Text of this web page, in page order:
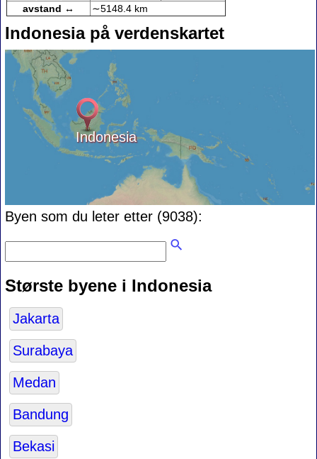
avstand ↔
∼5148.4 km
Indonesia på verdenskartet
Indonesia
Byen som du leter etter (9038):
Største byene i Indonesia
Jakarta
Surabaya
Medan
Bandung
Bekasi